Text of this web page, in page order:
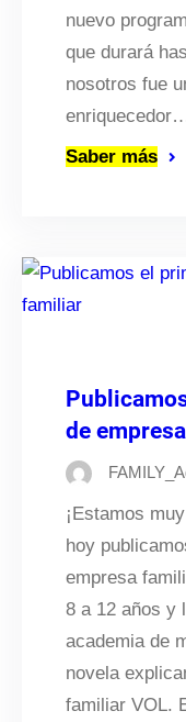
nuevo
que durará
nosotros fue
Saber más
de
¡Estamos
hoy
empresa
8 a 12 años y
academia de
novela
familiar VOL.